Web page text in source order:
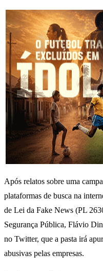
Após relatos sobre uma
plataformas de busca na
de Lei da Fake News (PL
Segurança Pública, Flávio
no Twitter, que a pasta irá
abusivas pelas empresas.